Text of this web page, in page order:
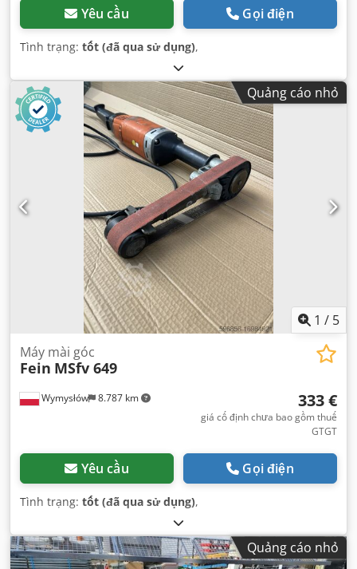
Yêu cầu Gọi điện
Tình trạng: tốt (đã qua sử dụng),
Quảng cáo nhỏ
1 / 5
Wymysłów 8.787 km
Máy mài góc
Fein MSfv 649
333 €
giá cố định chưa bao gồm thuế
GTGT
Yêu cầu Gọi điện
Tình trạng: tốt (đã qua sử dụng),
Quảng cáo nhỏ